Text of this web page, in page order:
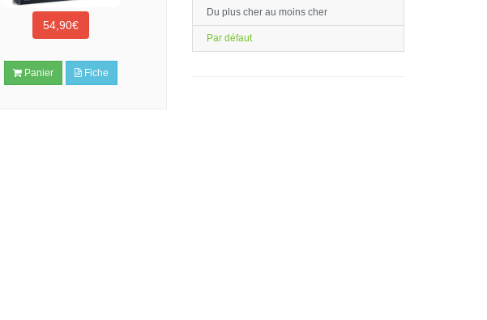
54,90€
Panier Fiche
Du plus cher au moins cher
Par défaut